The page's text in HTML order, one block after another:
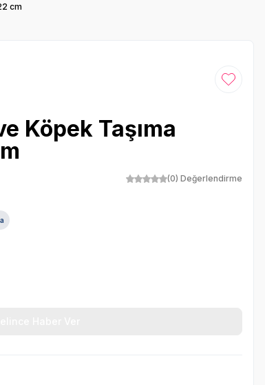
cm
Favoriye
Köpek Taşıma
(0) Değerlendirme